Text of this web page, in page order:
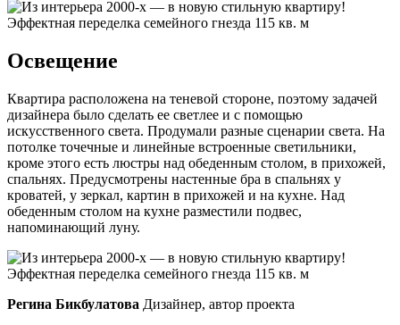
Освещение
Квартира расположена на теневой стороне, поэтому задачей
дизайнера было сделать ее светлее и с помощью
искусственного света. Продумали разные сценарии света. На
потолке точечные и линейные встроенные светильники,
кроме этого есть люстры над обеденным столом, в прихожей,
спальнях. Предусмотрены настенные бра в спальнях у
кроватей, у зеркал, картин в прихожей и на кухне. Над
обеденным столом на кухне разместили подвес,
напоминающий луну.
Регина Бикбулатова Дизайнер, автор проекта